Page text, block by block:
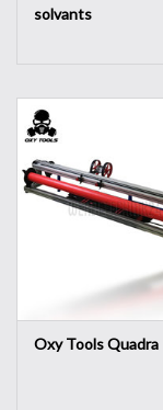
solvants
Oxy Tools Quadra